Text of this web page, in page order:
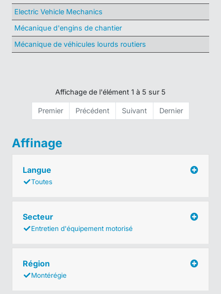
Electric Vehicle Mechanics
Mécanique d'engins de chantier
Mécanique de véhicules lourds routiers
Affichage de l'élément 1 à 5 sur 5
Premier Précédent Suivant Dernier
Affinage
Langue
Toutes
Secteur
Entretien d'équipement motorisé
Région
Montérégie